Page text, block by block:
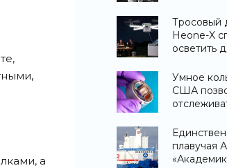
а
никогда
Тросовый
Heone-X
осветить
земли -
Умное
США
других
крови -
плавучая
«Академик